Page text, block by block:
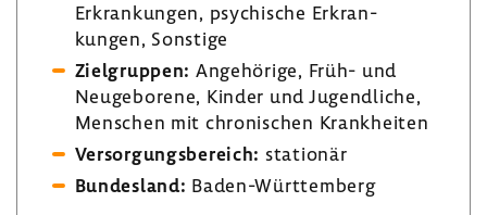
Erkran­kungen, psychi­sche Erkran­
kungen, Sons­tige
Ziel­gruppen: Ange­hö­rige, Früh- und
Neuge­bo­rene, Kinder und Jugend­liche,
Menschen mit chro­ni­schen Krank­heiten
Versor­gungs­be­reich: stationär
Bundes­land: Baden-​Württemberg